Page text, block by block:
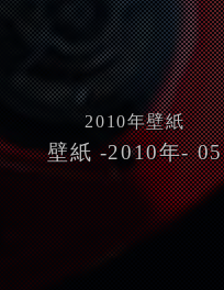
2010年壁紙
壁紙 -2010年- 05